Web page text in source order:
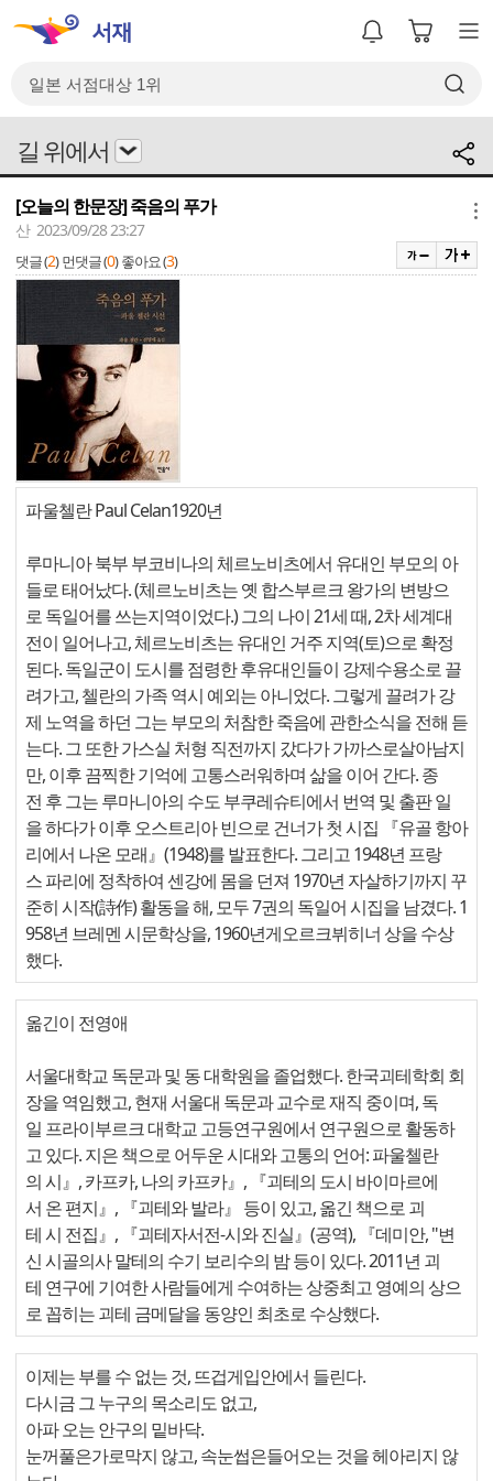
길 위에서
[오늘의 한문장] 죽음의 푸가
산 2023/09/28 23:27
댓글 (2) 먼댓글 (0) 좋아요 (3)
파울첼란 Paul Celan1920년
루마니아 북부 부코비나의 체르노비츠에서 유대인 부모의 아
들로 태어났다. (체르노비츠는 옛 합스부르크 왕가의 변방으
로 독일어를 쓰는지역이었다.) 그의 나이 21세 때, 2차 세계대
전이 일어나고, 체르노비츠는 유대인 거주 지역(토)으로 확정
된다. 독일군이 도시를 점령한 후유대인들이 강제수용소로 끌
려가고, 첼란의 가족 역시 예외는 아니었다. 그렇게 끌려가 강
제 노역을 하던 그는 부모의 처참한 죽음에 관한소식을 전해 듣
는다. 그 또한 가스실 처형 직전까지 갔다가 가까스로살아남지
만, 이후 끔찍한 기억에 고통스러워하며 삶을 이어 간다. 종
전 후 그는 루마니아의 수도 부쿠레슈티에서 번역 및 출판 일
을 하다가 이후 오스트리아 빈으로 건너가 첫 시집 『유골 항아
리에서 나온 모래』(1948)를 발표한다. 그리고 1948년 프랑
스 파리에 정착하여 센강에 몸을 던져 1970년 자살하기까지 꾸
준히 시작(詩作) 활동을 해, 모두 7권의 독일어 시집을 남겼다. 1
958년 브레멘 시문학상을, 1960년게오르크뷔히너 상을 수상
했다.
옮긴이 전영애
서울대학교 독문과 및 동 대학원을 졸업했다. 한국괴테학회 회
장을 역임했고, 현재 서울대 독문과 교수로 재직 중이며, 독
일 프라이부르크 대학교 고등연구원에서 연구원으로 활동하
고 있다. 지은 책으로 어두운 시대와 고통의 언어: 파울첼란
의 시』, 카프카, 나의 카프카』, 『괴테의 도시 바이마르에
서 온 편지』, 『괴테와 발라』 등이 있고, 옮긴 책으로 괴
테 시 전집』, 『괴테자서전-시와 진실』(공역), 『데미안, "변
신 시골의사 말테의 수기 보리수의 밤 등이 있다. 2011년 괴
테 연구에 기여한 사람들에게 수여하는 상중최고 영예의 상으
로 꼽히는 괴테 금메달을 동양인 최초로 수상했다.
이제는 부를 수 없는 것, 뜨겁게입안에서 들린다.
다시금 그 누구의 목소리도 없고,
아파 오는 안구의 밑바닥.
눈꺼풀은가로막지 않고, 속눈썹은들어오는 것을 헤아리지 않